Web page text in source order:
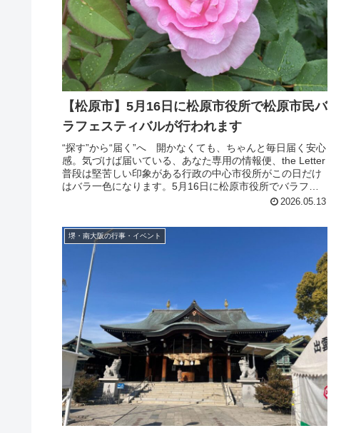
【松原市】5月16日に松原市役所で松原市民バ
ラフェスティバルが行われます
“探す”から“届く”へ 開かなくても、ちゃんと毎日届く安心
感。気づけば届いている、あなた専用の情報便、the Letter
普段は堅苦しい印象がある行政の中心市役所がこの日だけ
はバラ一色になります。5月16日に松原市役所でバラフェ
2026.05.13
堺・南大阪の行事・イベント